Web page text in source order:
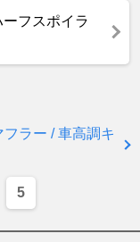
フスポイラ
ラー / 車高調キ
5